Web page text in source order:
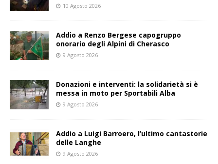
10 Agosto 2026
Addio a Renzo Bergese capogruppo
onorario degli Alpini di Cherasco
9 Agosto 2026
Donazioni e interventi: la solidarietà si è
messa in moto per Sportabili Alba
9 Agosto 2026
Addio a Luigi Barroero, l’ultimo cantastorie
delle Langhe
9 Agosto 2026